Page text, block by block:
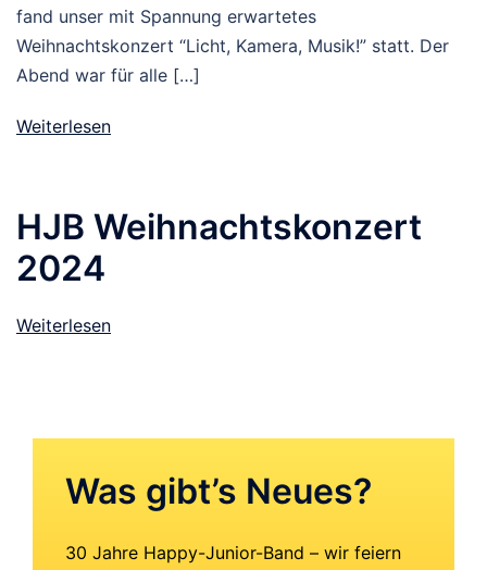
fand unser mit Spannung erwartetes
Weihnachtskonzert “Licht, Kamera, Musik!” statt. Der
Abend war für alle […]
Weiterlesen
HJB Weihnachtskonzert
2024
Weiterlesen
Was gibt’s Neues?
30 Jahre Happy-Junior-Band – wir feiern